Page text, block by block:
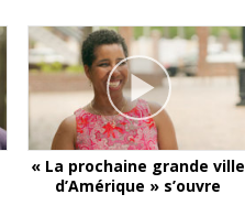
« La prochaine grande ville
d’Amérique » s’ouvre